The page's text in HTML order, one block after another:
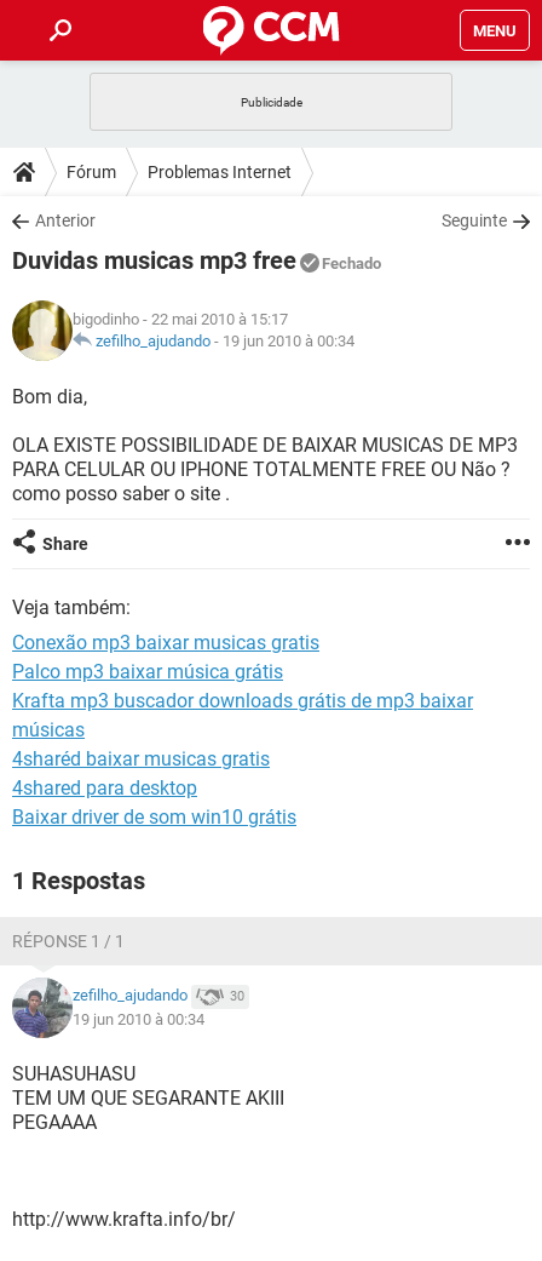
MENU
CELULAR FACEBOOK
OUTLOOK
INSTAGRAM GMAIL
GUIA DE COMPRAS
DICAS
JOGOS WHATSAPP
INSTAGRAM
GUIA DE COMPRAS
DOWNLOADS
JOGOS WHATSAPP
CELULAR
OUTLOOK EXCEL
INSTAGRAM
JOGOS
CELULAR
OUTLOOK
INSTAGRAM GMAIL
GUIA DE COMPRAS
GLOSSÁRIO
JOGOS
OUTLOOK EXCEL
INSTAGRAM
GUIA DE COMPRAS
Fórum Problemas Internet
Anterior Seguinte
Duvidas musicas mp3 free Fechado
bigodinho - 22 mai 2010 à 15:17
zefilho_ajudando - 19 jun 2010 à 00:34
Bom dia,
OLA EXISTE POSSIBILIDADE DE BAIXAR MUSICAS DE MP3
PARA CELULAR OU IPHONE TOTALMENTE FREE OU Não ?
como posso saber o site .
Share
Veja também:
Conexão mp3 baixar musicas gratis
Palco mp3 baixar música grátis
Krafta mp3 buscador downloads grátis de mp3 baixar
músicas
4sharéd baixar musicas gratis
4shared para desktop
Baixar driver de som win10 grátis
1 Respostas
RÉPONSE 1 / 1
zefilho_ajudando 30
19 jun 2010 à 00:34
SUHASUHASU
TEM UM QUE SEGARANTE AKIII
PEGAAAA
http://www.krafta.info/br/